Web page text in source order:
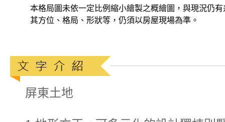
本格局圖未依一定比例縮小繪製之概繪圖，與現況仍有
其方位、格局、形狀等，仍須以房屋現場為準。
屏東土地